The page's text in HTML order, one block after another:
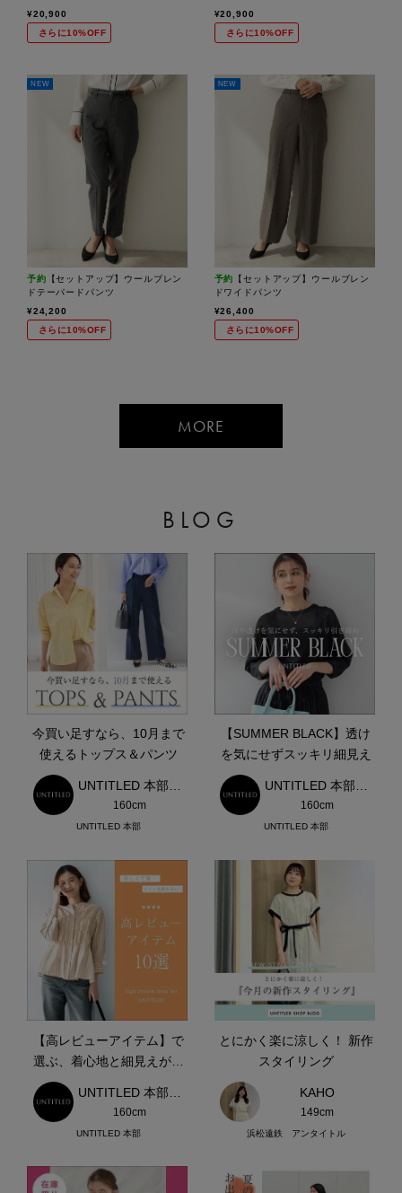
¥20,900
さらに10%OFF
¥20,900
さらに10%OFF
NEW
予約 【セットアップ】ウールブレン
ドテーパードパンツ
¥24,200
さらに10%OFF
NEW
予約
【セットアップ】ウールブレン
ドワイドパンツ
¥26,400
さらに10%OFF
MORE
BLOG
今買い足すなら、10月まで
使えるトップス＆パンツ
160cm
UNTITLED 本部
【SUMMER BLACK】透け
を気にせずスッキリ細見え
160cm
UNTITLED 本部
【高レビューアイテム】で
選ぶ、着心地と細見えが叶
160cm
UNTITLED 本部
とにかく楽に涼しく！ 新作
スタイリング
KAHO
149cm
浜松遠鉄 アンタイトル